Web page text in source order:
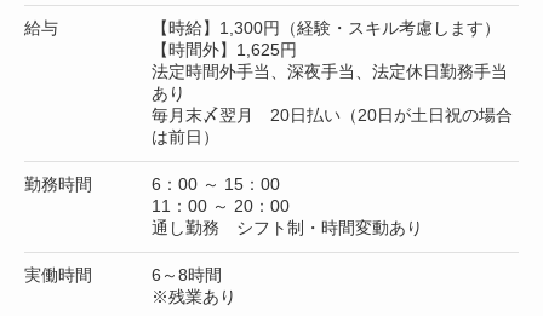
給与
【時給】1,300円（経験・スキル考慮します）
【時間外】1,625円
法定時間外手当、深夜手当、法定休日勤務手当
あり
毎月末〆翌月 20日払い（20日が土日祝の場合
は前日）
勤務時間
6：00 ～ 15：00
11：00 ～ 20：00
通し勤務 シフト制・時間変動あり
実働時間
6～8時間
※残業あり